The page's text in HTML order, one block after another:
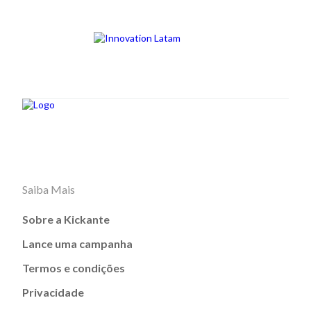
Saiba Mais
Sobre a Kickante
Lance uma campanha
Termos e condições
Privacidade